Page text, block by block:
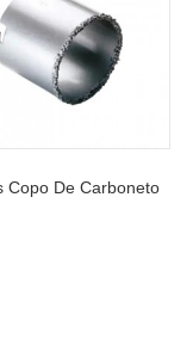
Copo De Carboneto